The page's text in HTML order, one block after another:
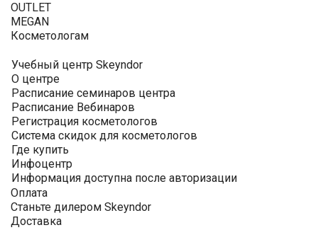
OUTLET
MEGAN
Косметологам
Учебный центр Skeyndor
О центре
Расписание семинаров центра
Расписание Вебинаров
Регистрация косметологов
Система скидок для косметологов
Где купить
Инфоцентр
Информация доступна после авторизации
Оплата
Станьте дилером Skeyndor
Доставка